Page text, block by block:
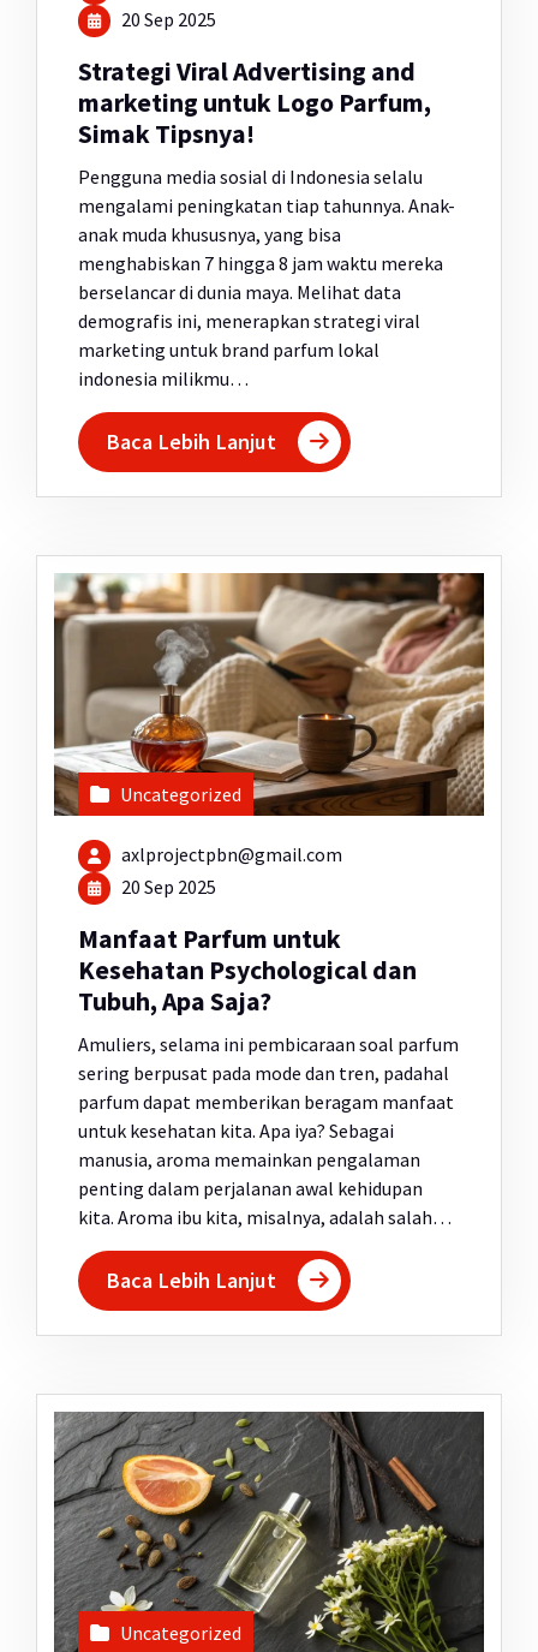
20 Sep 2025
Strategi Viral Advertising and
marketing untuk Logo Parfum,
Simak Tipsnya!
Pengguna media sosial di Indonesia selalu
mengalami peningkatan tiap tahunnya. Anak-
anak muda khususnya, yang bisa
menghabiskan 7 hingga 8 jam waktu mereka
berselancar di dunia maya. Melihat data
demografis ini, menerapkan strategi viral
marketing untuk brand parfum lokal
indonesia milikmu…
Baca Lebih Lanjut
Uncategorized
axlprojectpbn@gmail.com
20 Sep 2025
Manfaat Parfum untuk
Kesehatan Psychological dan
Tubuh, Apa Saja?
Amuliers, selama ini pembicaraan soal parfum
sering berpusat pada mode dan tren, padahal
parfum dapat memberikan beragam manfaat
untuk kesehatan kita. Apa iya? Sebagai
manusia, aroma memainkan pengalaman
penting dalam perjalanan awal kehidupan
kita. Aroma ibu kita, misalnya, adalah salah…
Baca Lebih Lanjut
Uncategorized